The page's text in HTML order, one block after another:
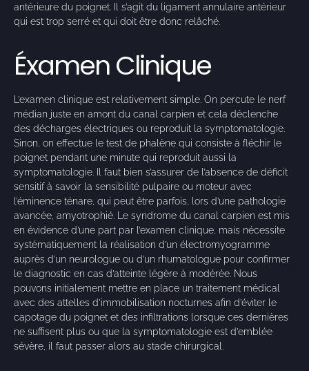
antérieure du poignet. Il s’agit du ligament annulaire antérieur
qui est trop serré et qui doit être donc relâché.
Éxamen Clinique
L’examen clinique est relativement simple. On percute le nerf
médian juste en amont du canal carpien et cela déclenche
des décharges électriques ou reproduit la symptomatologie.
Sinon, on effectue le test de phalène qui consiste à fléchir le
poignet pendant une minute qui reproduit aussi la
symptomatologie. Il faut bien s’assurer de l’absence de déficit
sensitif à savoir la sensibilité pulpaire ou moteur avec
l’éminence ténare, qui peut être parfois, lors d’une pathologie
avancée, amyotrophié. Le syndrome du canal carpien est mis
en évidence d’une part par l’examen clinique, mais nécessite
systématiquement la réalisation d’un électromyogramme
auprès d’un neurologue ou d’un rhumatologue pour confirmer
le diagnostic en cas d’atteinte légère à modérée. Nous
pouvons initialement mettre en place un traitement médical
avec des attelles d’immobilisation nocturnes afin d’éviter le
capotage du poignet et des infiltrations lorsque ces dernières
ne suffisent plus ou que la symptomatologie est d’emblée
sévère, il faut passer alors au stade chirurgical.